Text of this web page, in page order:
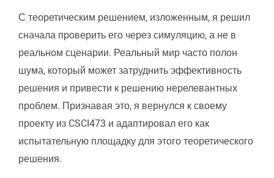
С теоретическим решением, изложенным, я решил
сначала проверить его через симуляцию, а не в
реальном сценарии. Реальный мир часто полон
шума, который может затруднить эффективность
решения и привести к решению нерелевантных
проблем. Признавая это, я вернулся к своему
проекту из CSCI473 и адаптировал его как
испытательную площадку для этого теоретического
решения.